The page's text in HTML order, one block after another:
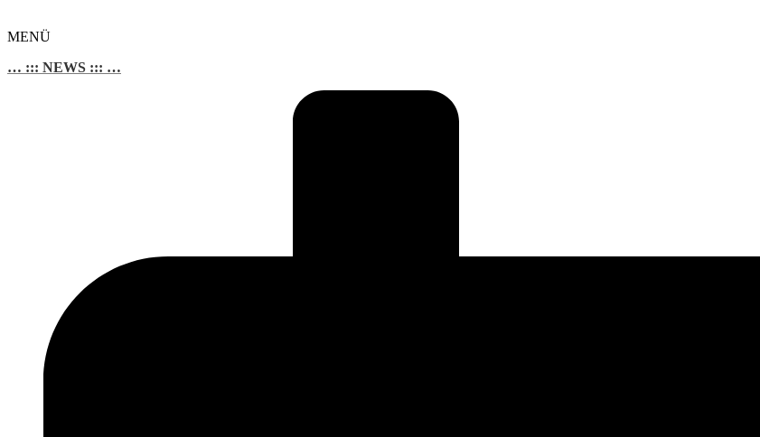
MENÜ
… ::: NEWS ::: …